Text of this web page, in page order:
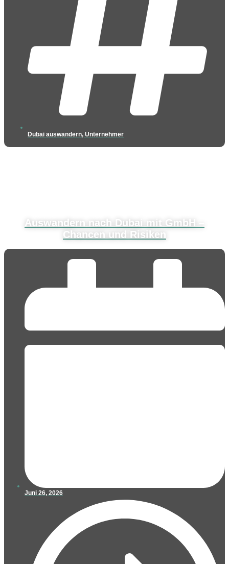
Dubai auswandern, Unternehmer
Auswandern nach Dubai mit GmbH –
Chancen und Risiken
Juni 26, 2026